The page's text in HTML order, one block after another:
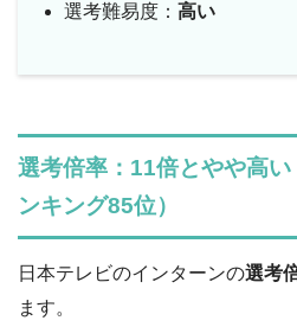
選考難易度： 高い
選考倍率：11倍とやや高
ンキング85位）
日本テレビのインターンの選考
ます。